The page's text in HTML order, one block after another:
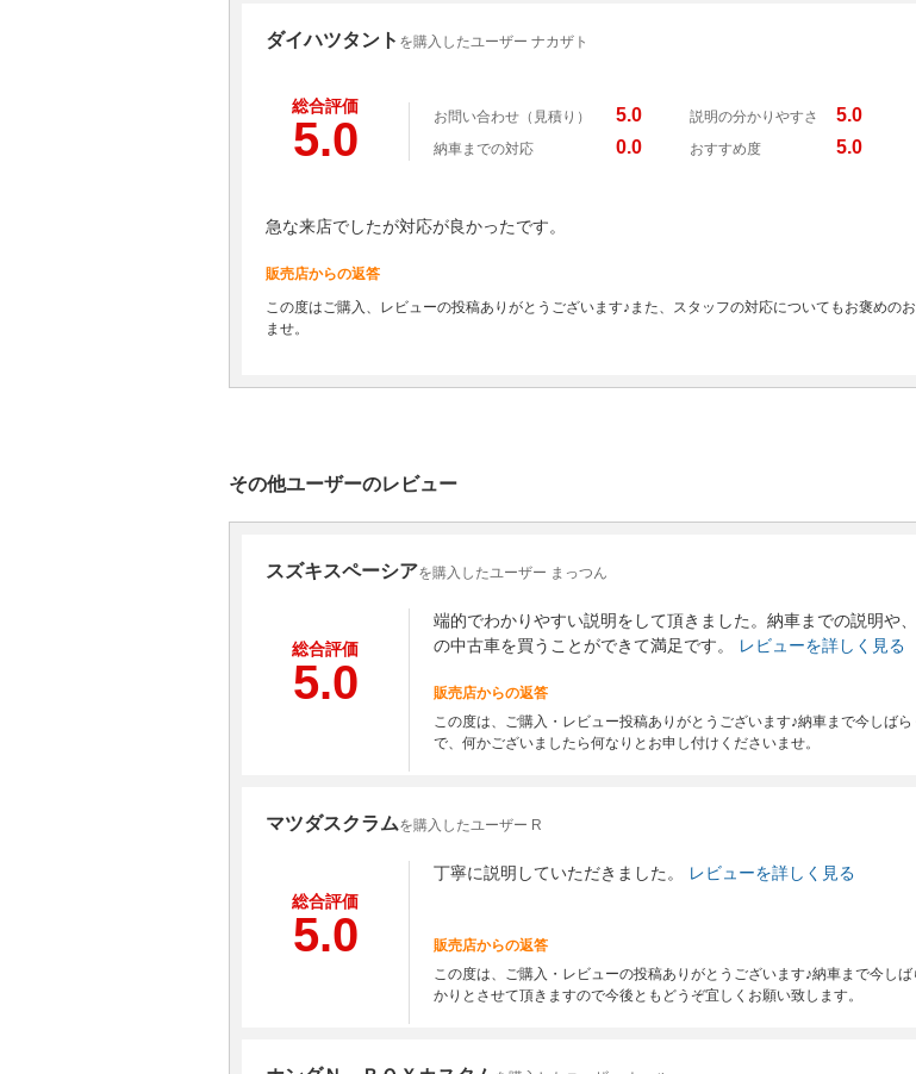
ダイハツタント を購入したユーザー ナカザト
総合評価
5.0 お問い合わせ（見積り） 5.0 説明の分かりやすさ 5.0
納車までの対応 0.0 おすすめ度 5.0
急な来店でしたが対応が良かったです。
販売店からの返答
この度はご購入、レビューの投稿ありがとうございます♪また、スタッフの対応についてもお褒めの
ませ。
その他ユーザーのレビュー
スズキスペーシアを購入したユーザー まっつん
総合評価
5.0
端的でわかりやすい説明をして頂きました。納車までの説明や
の中古車を買うことができて満足です。
レビューを詳しく見る
販売店からの返答
この度は、ご購入・レビュー投稿ありがとうございます♪納車まで今しば
で、何かございましたら何なりとお申し付けくださいませ。
マツダスクラムを購入したユーザー R
総合評価
5.0
丁寧に説明していただきました。 レビューを詳しく見る
販売店からの返答
この度は、ご購入・レビューの投稿ありがとうございます♪納車まで今し
かりとさせて頂きますので今後ともどうぞ宜しくお願い致します。